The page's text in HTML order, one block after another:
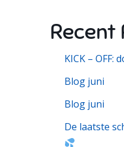
Recent
KICK – OFF:
Blog juni
Blog juni
De laatste